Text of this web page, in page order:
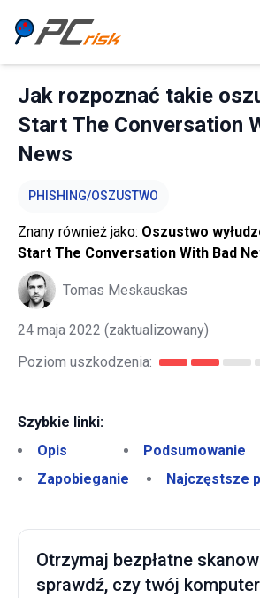
Jak rozpoznać takie
Start The Conversation
News
PHISHING/OSZUSTWO
Znany również jako: Oszustwo
Start The Conversation With Bad
Tomas Meskauskas
24 maja 2022 (zaktualizowany)
Poziom uszkodzenia:
Szybkie linki:
Opis
Podsumowanie
Zapobieganie
Najczęstsze
Otrzymaj bezpłatne
sprawdź, czy twój